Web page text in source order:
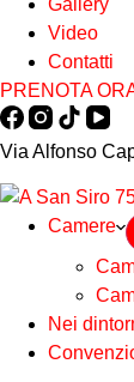
Gallery
Video
Contatti
PRENOTA
Via Alfonso
Camere
Nei